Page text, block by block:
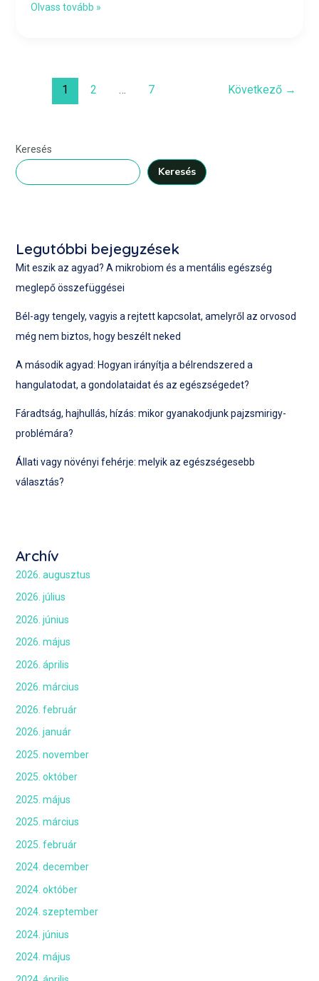
Olvass tovább »
1 2 … 7 Következő →
Keresés
Keresés
Legutóbbi bejegyzések
Mit eszik az agyad? A mikrobiom és a mentális egészség
meglepő összefüggései
Bél-agy tengely, vagyis a rejtett kapcsolat, amelyről az orvosod
még nem biztos, hogy beszélt neked
A második agyad: Hogyan irányítja a bélrendszered a
hangulatodat, a gondolataidat és az egészségedet?
Fáradtság, hajhullás, hízás: mikor gyanakodjunk pajzsmirigy-
problémára?
Állati vagy növényi fehérje: melyik az egészségesebb
választás?
Archív
2026. augusztus
2026. július
2026. június
2026. május
2026. április
2026. március
2026. február
2026. január
2025. november
2025. október
2025. május
2025. március
2025. február
2024. december
2024. október
2024. szeptember
2024. június
2024. május